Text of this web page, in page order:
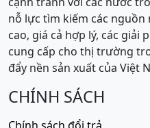
nỗ lực tìm kiếm các
cao, giá cả hợp lý, các giải
cung cấp cho thị trường
đẩy nền sản xuất của Việt
CHÍNH SÁCH